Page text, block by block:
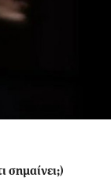
σημαίνει;)